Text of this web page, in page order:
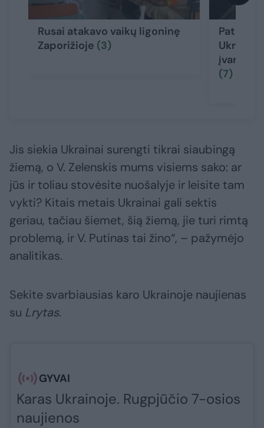
Rusai atakavo vaikų ligoninę
Zaporižioje (3)
Pateikė
įvardijo
(7)
Jis siekia Ukrainai surengti tikrai siaubingą
žiemą, o V. Zelenskis mums visiems sako: ar
jūs ir toliau stovėsite nuošalyje ir leisite tam
vykti? Kitais metais Ukrainai gali sektis
geriau, tačiau šiemet, šią žiemą, jie turi rimtą
problemą, ir V. Putinas tai žino“, – pažymėjo
analitikas.
Sekite svarbiausias karo Ukrainoje naujienas
su Lrytas.​​​
GYVAI
Karas Ukrainoje. Rugpjūčio 7-osios
naujienos